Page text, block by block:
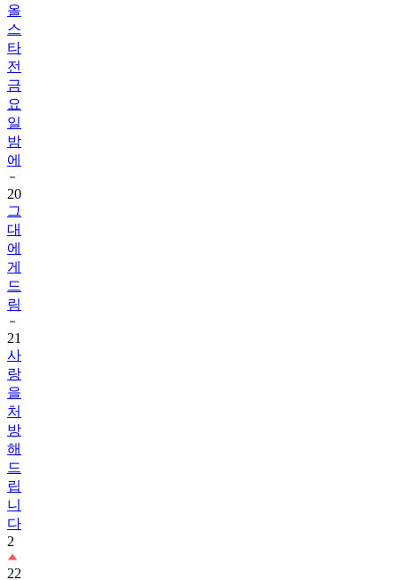
올
스
타
전
금
요
일
밤
에
20
그
대
에
게
드
림
21
사
랑
을
처
방
해
드
립
니
다
2
22